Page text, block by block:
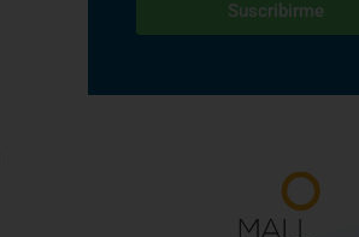
Suscribirme